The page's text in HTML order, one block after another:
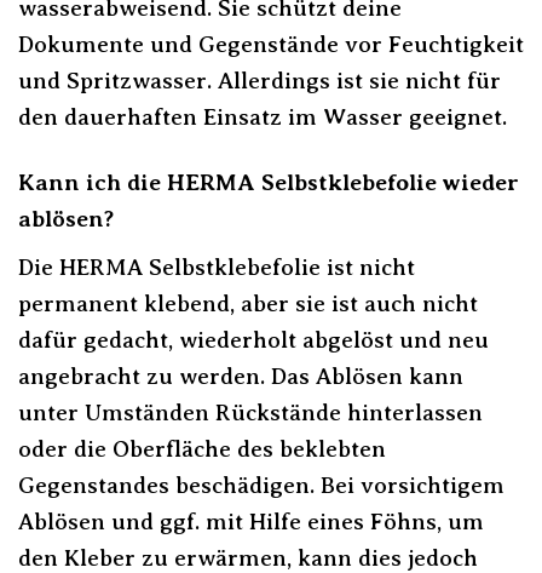
wasserabweisend. Sie schützt deine
Dokumente und Gegenstände vor Feuchtigkeit
und Spritzwasser. Allerdings ist sie nicht für
den dauerhaften Einsatz im Wasser geeignet.
Kann ich die HERMA Selbstklebefolie wieder
ablösen?
Die HERMA Selbstklebefolie ist nicht
permanent klebend, aber sie ist auch nicht
dafür gedacht, wiederholt abgelöst und neu
angebracht zu werden. Das Ablösen kann
unter Umständen Rückstände hinterlassen
oder die Oberfläche des beklebten
Gegenstandes beschädigen. Bei vorsichtigem
Ablösen und ggf. mit Hilfe eines Föhns, um
den Kleber zu erwärmen, kann dies jedoch